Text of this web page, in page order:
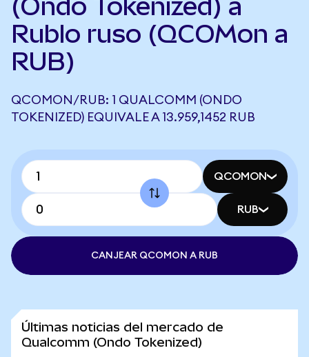
(Ondo Tokenized) a
Rublo ruso (QCOMon a
RUB)
QCOMON/RUB: 1 QUALCOMM (ONDO
TOKENIZED) EQUIVALE A 13.959,1452 RUB
QCOMON
RUB
CANJEAR QCOMON A RUB
Últimas noticias del mercado de
Qualcomm (Ondo Tokenized)